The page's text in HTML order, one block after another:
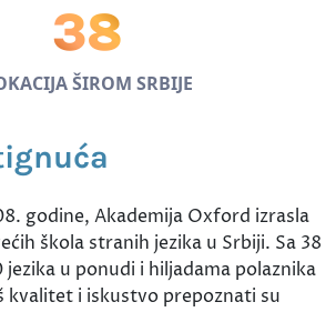
38
ŠIROM SRBIJE
godine, Akademija Oxford izrasla
škola stranih jezika u Srbiji. Sa 38
u ponudi i hiljadama polaznika
kvalitet i iskustvo prepoznati su